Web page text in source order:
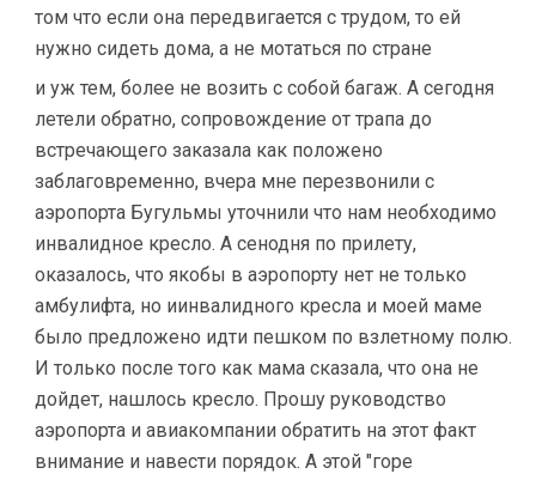
том что если она передвигается с трудом, то ей
нужно сидеть дома, а не мотаться по стране
и уж тем, более не возить с собой багаж. А сегодня
летели обратно, сопровождение от трапа до
встречающего заказала как положено
заблаговременно, вчера мне перезвонили с
аэропорта Бугульмы уточнили что нам необходимо
инвалидное кресло. А сенодня по прилету,
оказалось, что якобы в аэропорту нет не только
амбулифта, но иинвалидного кресла и моей маме
было предложено идти пешком по взлетному полю.
И только после того как мама сказала, что она не
дойдет, нашлось кресло. Прошу руководство
аэропорта и авиакомпании обратить на этот факт
внимание и навести порядок. А этой "горе